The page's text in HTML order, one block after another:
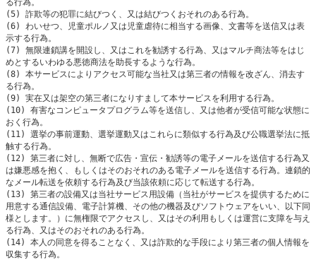
る行為。
(5) 詐欺等の犯罪に結びつく、又は結びつくおそれのある行為。
(6) わいせつ、児童ポルノ又は児童虐待に相当する画像、文書等を送信又は表
示する行為。
(7) 無限連鎖講を開設し、又はこれを勧誘する行為、又はマルチ商法等をはじ
めとするいわゆる悪徳商法を助長するような行為。
(8) 本サービスによりアクセス可能な当社又は第三者の情報を改ざん、消去す
る行為。
(9) 実在又は架空の第三者になりすまして本サービスを利用する行為。
(10) 有害なコンピュータプログラム等を送信し、又は他者が受信可能な状態に
おく行為。
(11) 選挙の事前運動、選挙運動又はこれらに類似する行為及び公職選挙法に抵
触する行為。
(12) 第三者に対し、無断で広告・宣伝・勧誘等の電子メールを送信する行為又
は嫌悪感を抱く、もしくはそのおそれのある電子メールを送信する行為。連鎖的
なメール転送を依頼する行為及び当該依頼に応じて転送する行為。
(13) 第三者の設備又は当社サービス用設備（当社がサービスを提供するために
用意する通信設備、電子計算機、その他の機器及びソフトウェアをいい、以下同
様とします。）に無権限でアクセスし、又はその利用もしくは運営に支障を与え
る行為、又はそのおそれのある行為。
(14) 本人の同意を得ることなく、又は詐欺的な手段により第三者の個人情報を
収集する行為。